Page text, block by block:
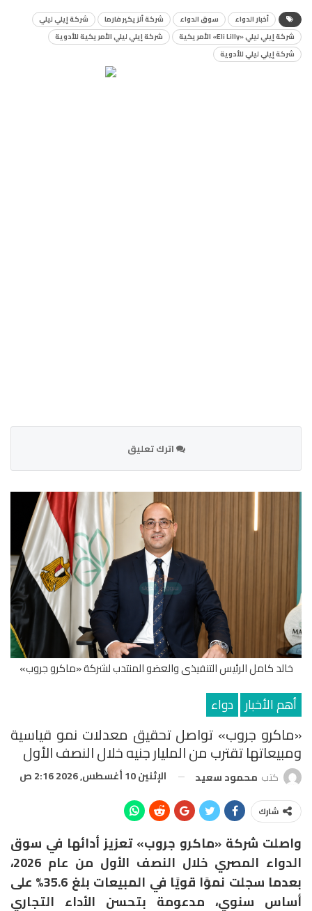
أخبار الدواء سوق الدواء شركة ألزيكير فارما
شركة إيلي ليلي
شركة إيلي ليلي «Eli Lilly» الأمريكية
شركة إيلي ليلي الأمريكية للأدوية
شركة إيلي ليلي للأدوية
اترك تعليق
خالد كامل الرئيس التنفيذى والعضو المنتدب لشركة «ماكرو جروب»
أهم الأخبار دواء
«ماكرو جروب» تواصل تحقيق معدلات نمو قياسية
ومبيعاتها تقترب من المليار جنيه خلال النصف الأول
كتب محمود سعيد الإثنين 10 أغسطس, 2026 2:16 ص
شارك
واصلت شركة «ماكرو جروب» تعزيز أدائها في سوق
الدواء المصري خلال النصف الأول من عام 2026،
بعدما سجلت نموًا قويًا في المبيعات بلغ 35.6% على
أساس سنوي، مدعومة بتحسن الأداء التجاري